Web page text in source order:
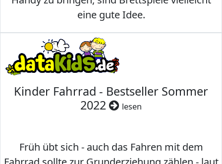
eine gute Idee.
Kinder Fahrrad - Bestseller Sommer
2022
lesen
Früh übt sich - auch das Fahren mit dem